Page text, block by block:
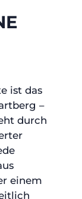
ist das
–
durch
einem